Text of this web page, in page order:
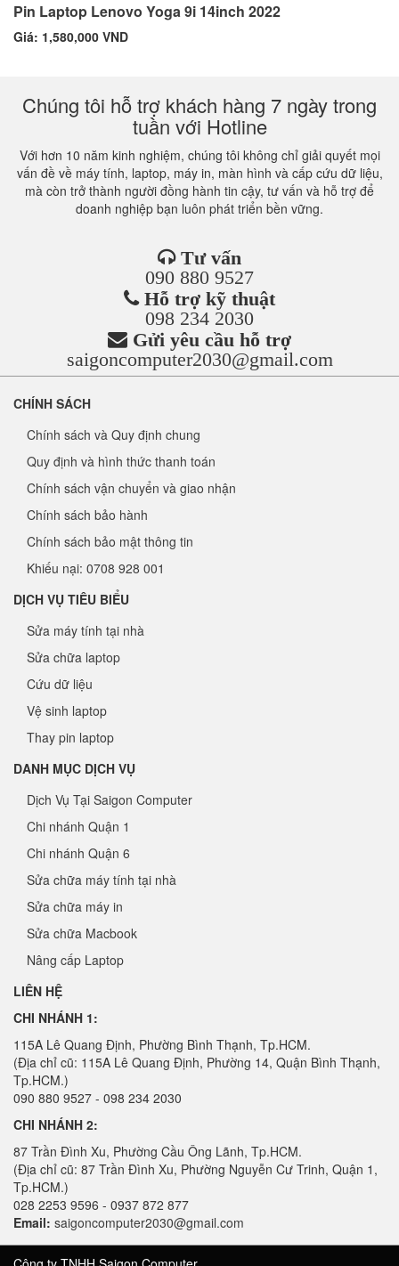
Pin Laptop Lenovo Yoga 9i 14inch 2022
Giá: 1,580,000 VND
Chúng tôi hỗ trợ khách hàng 7 ngày trong
tuần với Hotline
Với hơn 10 năm kinh nghiệm, chúng tôi không chỉ giải quyết mọi
vấn đề về máy tính, laptop, máy in, màn hình và cấp cứu dữ liệu,
mà còn trở thành người đồng hành tin cậy, tư vấn và hỗ trợ để
doanh nghiệp bạn luôn phát triển bền vững.
Tư vấn
090 880 9527
Hỗ trợ kỹ thuật
098 234 2030
Gửi yêu cầu hỗ trợ
saigoncomputer2030@gmail.com
CHÍNH SÁCH
Chính sách và Quy định chung
Quy định và hình thức thanh toán
Chính sách vận chuyển và giao nhận
Chính sách bảo hành
Chính sách bảo mật thông tin
Khiếu nại: 0708 928 001
DỊCH VỤ TIÊU BIỂU
Sửa máy tính tại nhà
Sửa chữa laptop
Cứu dữ liệu
Vệ sinh laptop
Thay pin laptop
DANH MỤC DỊCH VỤ
Dịch Vụ Tại Saigon Computer
Chi nhánh Quận 1
Chi nhánh Quận 6
Sửa chữa máy tính tại nhà
Sửa chữa máy in
Sửa chữa Macbook
Nâng cấp Laptop
LIÊN HỆ
CHI NHÁNH 1:
115A Lê Quang Định, Phường Bình Thạnh, Tp.HCM.
(Địa chỉ cũ: 115A Lê Quang Định, Phường 14, Quận Bình Thạnh,
Tp.HCM.)
090 880 9527 - 098 234 2030
CHI NHÁNH 2:
87 Trần Đình Xu, Phường Cầu Ông Lãnh, Tp.HCM.
(Địa chỉ cũ: 87 Trần Đình Xu, Phường Nguyễn Cư Trinh, Quận 1,
Tp.HCM.)
028 2253 9596 - 0937 872 877
Email: saigoncomputer2030@gmail.com